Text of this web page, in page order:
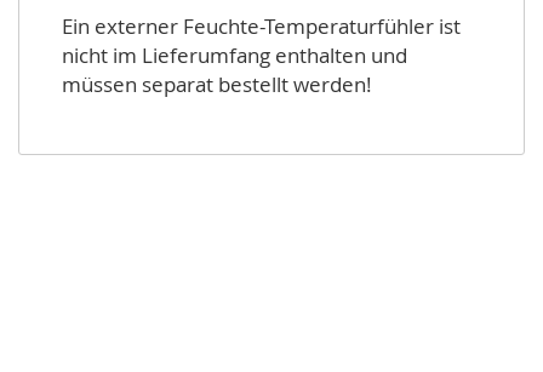
Ein externer Feuchte-Temperaturfühler ist
nicht im Lieferumfang enthalten und
müssen separat bestellt werden!